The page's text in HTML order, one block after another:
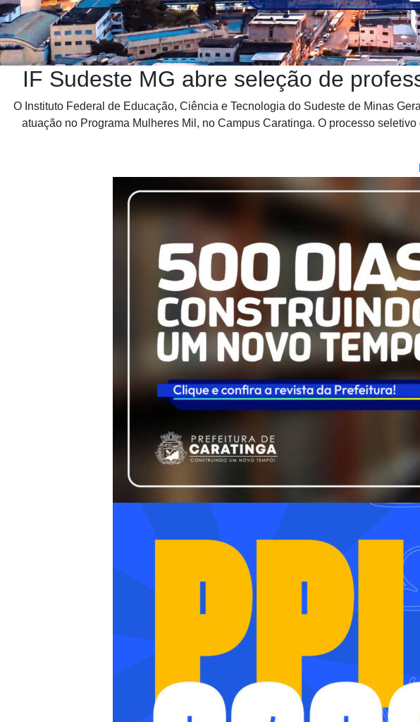
IF Sudeste MG abre seleção de
O Instituto Federal de Educação, Ciência e Tecnologia do Sudeste de Minas
atuação no Programa Mulheres Mil, no Campus Caratinga. O processo